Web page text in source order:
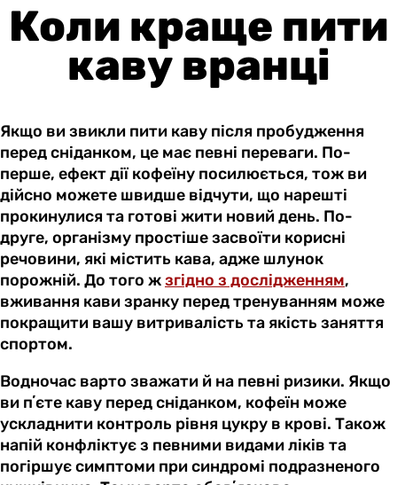
Коли краще пити
каву вранці
Якщо ви звикли пити каву після пробудження
перед сніданком, це має певні переваги. По-
перше, ефект дії кофеїну посилюється, тож ви
дійсно можете швидше відчути, що нарешті
прокинулися та готові жити новий день. По-
друге, організму простіше засвоїти корисні
речовини, які містить кава, адже шлунок
порожній. До того жзгідно з дослідженням,
вживання кави зранку перед тренуванням може
покращити вашу витривалість та якість заняття
спортом.
Водночас варто зважати й на певні ризики. Якщо
ви пʼєте каву перед сніданком, кофеїн може
ускладнити контроль рівня цукру в крові. Також
напій конфліктує з певними видами ліків та
погіршує симптоми при синдромі подразненого